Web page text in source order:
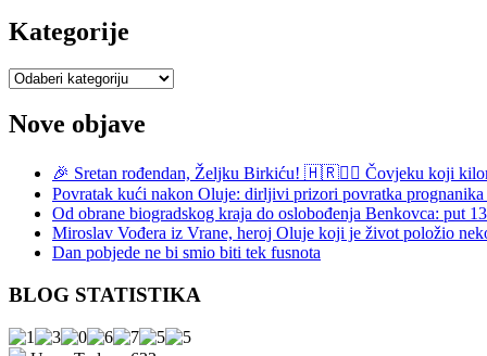
Kategorije
Kategorije
Nove objave
🎉 Sretan rođendan, Željku Birkiću! 🇭🇷🏃‍♂️ Čovjeku koji
Povratak kući nakon Oluje: dirljivi prizori povratka
Od obrane biogradskog kraja do oslobođenja Benkovca: put
Miroslav Vođera iz Vrane, heroj Oluje koji je život položio
Dan pobjede ne bi smio biti tek fusnota
BLOG STATISTIKA